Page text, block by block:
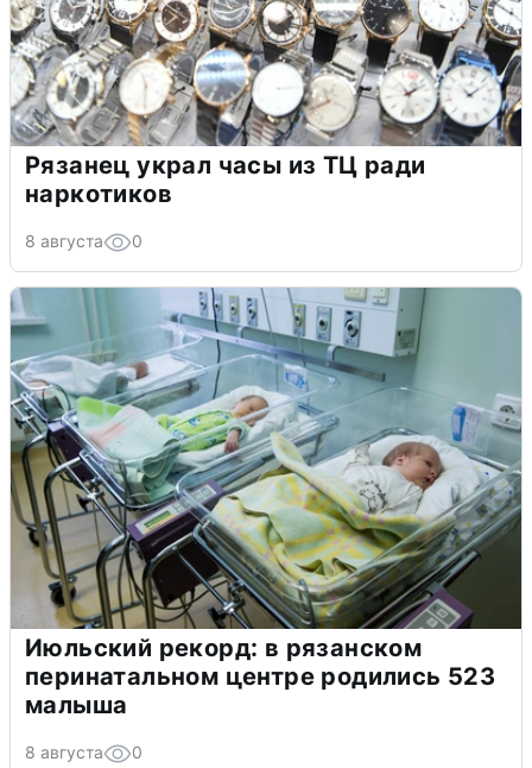
Рязанец украл часы из ТЦ ради
наркотиков
8 августа 0
Июльский рекорд: в рязанском
перинатальном центре родились 523
малыша
8 августа 0